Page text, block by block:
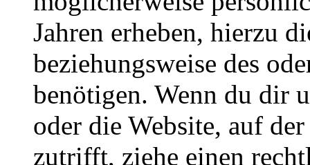
Jahren erheben, hierzu
beziehungsweise des
benötigen. Wenn du dir
oder die Website, auf
zutrifft, ziehe einen